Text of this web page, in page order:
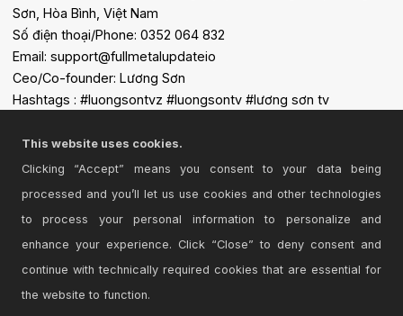
Sơn, Hòa Bình, Việt Nam
Số điện thoại/Phone: 0352 064 832
Email: support@fullmetalupdateio
Ceo/Co-founder: Lương Sơn
Hashtags : #luongsontvz #luongsontv #lương sơn tv
bóng đá lương sơn tv #luong son tv #lương sơn #lương sơn
trực tiếp #luongson live #luongsontv trực tiếp bóng đá #trực
This website uses cookies.
Clicking “Accept” means you consent to your data being
processed and you’ll let us use cookies and other technologies
to process your personal information to personalize and
enhance your experience. Click “Close” to deny consent and
continue with technically required cookies that are essential for
the website to function.